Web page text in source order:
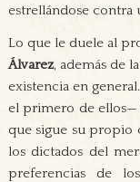
estrellándose contra
Lo que le duele al
Álvarez, además de
existencia en
el primero de ellos—
que sigue su propio
los dictados del
preferencias de